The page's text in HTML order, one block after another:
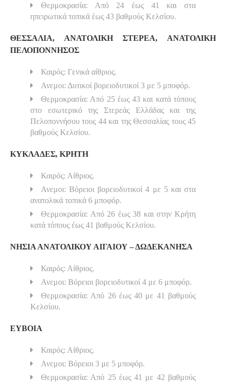
Θερμοκρασία: Από 24 έως 41 και στα
ηπειρωτικά τοπικά έως 43 βαθμούς Κελσίου.
ΘΕΣΣΑΛΙΑ, ΑΝΑΤΟΛΙΚΗ ΣΤΕΡΕΑ, ΑΝΑΤΟΛΙΚΗ
ΠΕΛΟΠΟΝΝΗΣΟΣ
Καιρός: Γενικά αίθριος.
Ανεμοι: Δυτικοί βορειοδυτικοί 3 με 5 μποφόρ.
Θερμοκρασία: Από 25 έως 43 και κατά τόπους
στο εσωτερικό της Στερεάς Ελλάδας και της
Πελοποννήσου τους 44 και της Θεσσαλίας τους 45
βαθμούς Κελσίου.
ΚΥΚΛΑΔΕΣ, ΚΡΗΤΗ
Καιρός: Αίθριος.
Ανεμοι: Βόρειοι βορειοδυτικοί 4 με 5 και στα
ανατολικά τοπικά 6 μποφόρ.
Θερμοκρασία: Από 26 έως 38 και στην Κρήτη
κατά τόπους έως 41 βαθμούς Κελσίου.
ΝΗΣΙΑ ΑΝΑΤΟΛΙΚΟΥ ΑΙΓΑΙΟΥ – ΔΩΔΕΚΑΝΗΣΑ
Καιρός: Αίθριος.
Ανεμοι: Βόρειοι βορειοδυτικοί 4 με 6 μποφόρ.
Θερμοκρασία: Από 26 έως 40 με 41 βαθμούς
Κελσίου.
ΕΥΒΟΙΑ
Καιρός: Αίθριος.
Ανεμοι: Βόρειοι 3 με 5 μποφόρ.
Θερμοκρασία: Από 25 έως 41 με 42 βαθμούς